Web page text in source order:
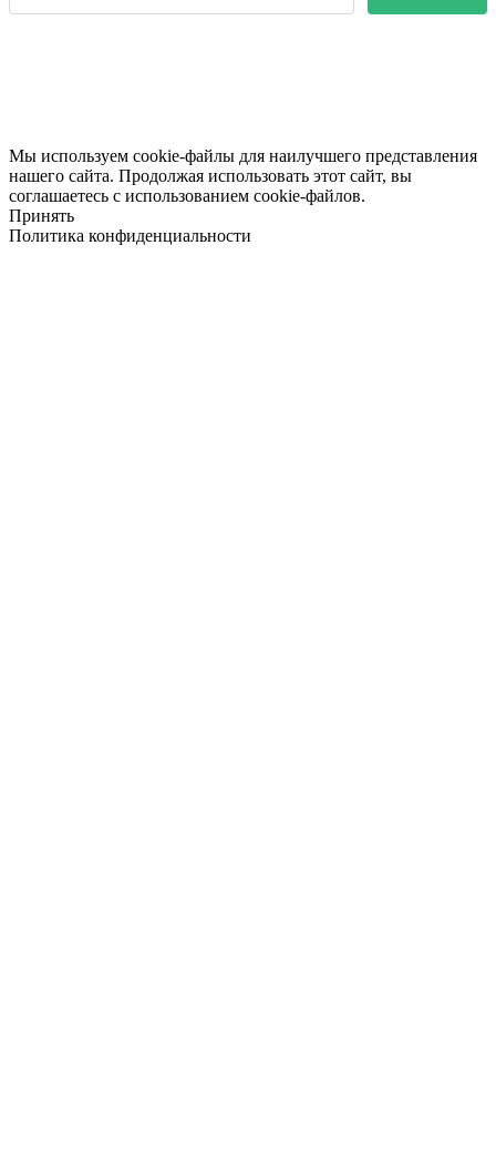
Мы используем cookie-файлы для наилучшего представления
нашего сайта. Продолжая использовать этот сайт, вы
соглашаетесь с использованием cookie-файлов.
Принять
Политика конфиденциальности